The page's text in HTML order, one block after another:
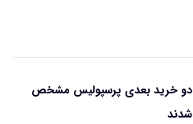
دو خرید بعدی پرسپولیس مشخص
شدند